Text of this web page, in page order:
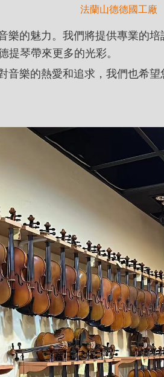
法蘭山德德國工廠
的魅力。我們將提供專業的培
提琴帶來更多的光彩。
樂的熱愛和追求，我們也希望